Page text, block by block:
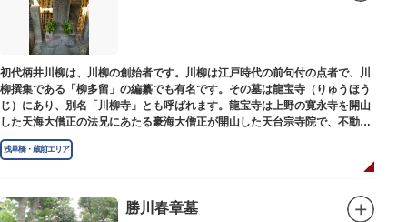
初代柄井川柳は、川柳の創始者です。川柳は江戸時代の前句付の点者で、川
柳撰集である「柳多留」の編纂でも有名です。その墓は龍宝寺（りゅうほう
じ）にあり、別名「川柳寺」とも呼ばれます。龍宝寺は上野の寛永寺を開山
した天海大僧正の法兄にあたる豪海大僧正が開山した天台宗寺院で、不動明
王の梵字を刻んだ板碑が境内に残っています。
浅草橋・蔵前エリア
勝川春章墓